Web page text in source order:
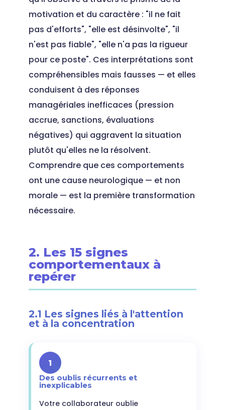
motivation et du caractère : "il ne fait
pas d'efforts", "elle est désinvolte", "il
n'est pas fiable", "elle n'a pas la rigueur
pour ce poste". Ces interprétations sont
compréhensibles mais fausses — et elles
conduisent à des réponses
managériales inefficaces (pression
accrue, sanctions, évaluations
négatives) qui aggravent la situation
plutôt qu'elles ne la résolvent.
Comprendre que ces comportements
ont une cause neurologique — et non
morale — est la première transformation
nécessaire.
2. Les 15 signes
comportementaux à
repérer
2.1 Les signes liés à l'attention
et à la concentration
1
Des oublis récurrents et
inexplicables
Votre collaborateur oublie